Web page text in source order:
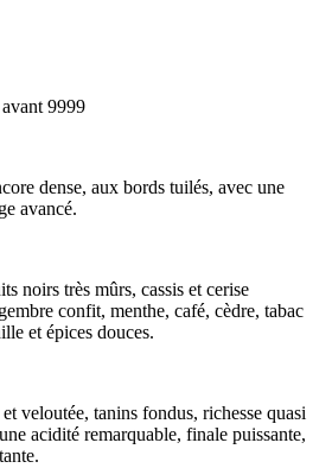
9999
dense, aux bords tuilés, avec une
avancé.
noirs très mûrs, cassis et cerise
confit, menthe, café, cèdre, tabac
et épices douces.
veloutée, tanins fondus, richesse quasi
acidité remarquable, finale puissante,